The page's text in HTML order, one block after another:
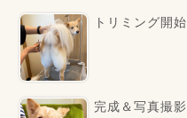
トリミング開始
完成＆写真撮影